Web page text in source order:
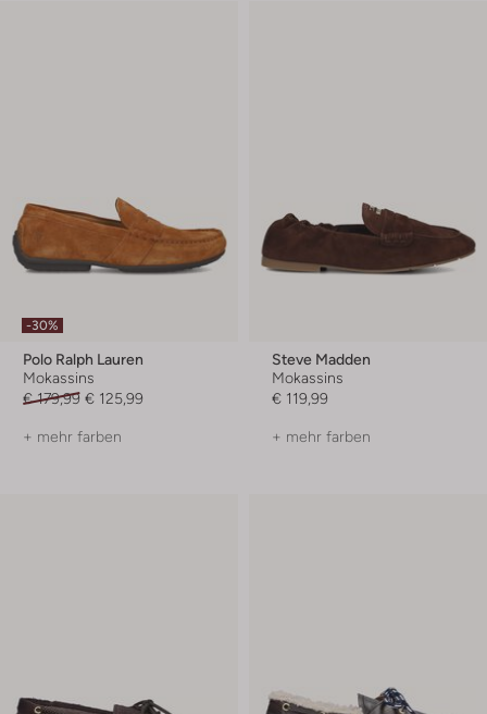
-30%
Polo Ralph Lauren
Mokassins
€ 179,99 € 125,99
+ mehr farben
Steve Madden
Mokassins
€ 119,99
+ mehr farben